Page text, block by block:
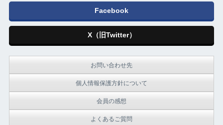
Facebook
X（旧Twitter）
お問い合わせ先
個人情報保護方針について
会員の感想
よくあるご質問